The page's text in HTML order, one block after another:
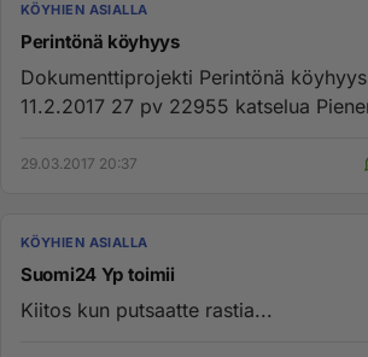
KÖYHIEN ASIALLA
Perintönä köyhyys
Dokumenttiprojekti Perintönä köyhyys 48 min la
11.2.2017 27 pv 22955 katselua Pienen Sami-pojan
29.03.2017 20:37
KÖYHIEN ASIALLA
Suomi24 Yp toimii
Kiitos kun putsaatte rastia...